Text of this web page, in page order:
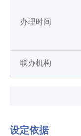
办理时间
联办机构
设定依据